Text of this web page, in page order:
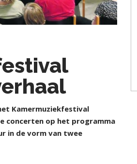
Kamermuziekfestival
concerten op het programma
in de vorm van twee